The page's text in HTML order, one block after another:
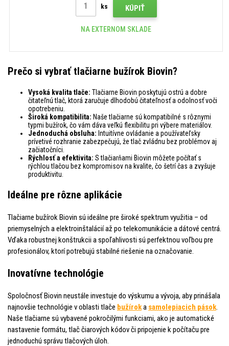
ks KÚPIŤ
NA EXTERNOM SKLADE
Prečo si vybrať tlačiarne bužírok Biovin?
Vysoká kvalita tlače: Tlačiarne Biovin poskytujú ostrú a dobre
čitateľnú tlač, ktorá zaručuje dlhodobú čitateľnosť a odolnosť voči
opotrebeniu.
Široká kompatibilita: Naše tlačiarne sú kompatibilné s rôznymi
typmi bužírok, čo vám dáva veľkú flexibilitu pri výbere materiálov.
Jednoduchá obsluha: Intuitívne ovládanie a používateľsky
prívetivé rozhranie zabezpečujú, že tlač zvládnu bez problémov aj
začiatočníci.
Rýchlosť a efektivita: S tlačiarňami Biovin môžete počítať s
rýchlou tlačou bez kompromisov na kvalite, čo šetrí čas a zvyšuje
produktivitu.
Ideálne pre rôzne aplikácie
Tlačiarne bužírok Biovin sú ideálne pre široké spektrum využitia – od
priemyselných a elektroinštalácií až po telekomunikácie a dátové centrá.
Vďaka robustnej konštrukcii a spoľahlivosti sú perfektnou voľbou pre
profesionálov, ktorí potrebujú stabilné riešenie na označovanie.
Inovatívne technológie
Spoločnosť Biovin neustále investuje do výskumu a vývoja, aby prinášala
najnovšie technológie v oblasti tlače bužíroka samolepiacich pások.
Naše tlačiarne sú vybavené pokročilými funkciami, ako je automatické
nastavenie formátu, tlač čiarových kódov či pripojenie k počítaču pre
jednoduchú správu tlačových úloh.